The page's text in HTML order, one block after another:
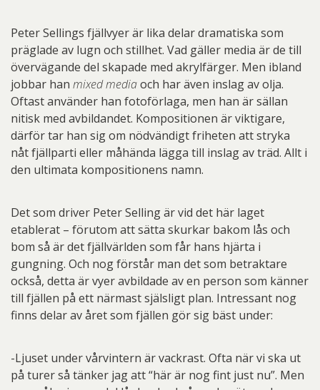
Peter Sellings fjällvyer är lika delar dramatiska som
präglade av lugn och stillhet. Vad gäller media är de till
övervägande del skapade med akrylfärger. Men ibland
jobbar han mixed mediaoch har även inslag av olja.
Oftast använder han fotoförlaga, men han är sällan
nitisk med avbildandet. Kompositionen är viktigare,
därför tar han sig om nödvändigt friheten att stryka
nåt fjällparti eller måhända lägga till inslag av träd. Allt i
den ultimata kompositionens namn.
Det som driver Peter Selling är vid det här laget
etablerat – förutom att sätta skurkar bakom lås och
bom så är det fjällvärlden som får hans hjärta i
gungning. Och nog förstår man det som betraktare
också, detta är vyer avbildade av en person som känner
till fjällen på ett närmast själsligt plan. Intressant nog
finns delar av året som fjällen gör sig bäst under:
-Ljuset under vårvintern är vackrast. Ofta när vi ska ut
på turer så tänker jag att “här är nog fint just nu”. Men